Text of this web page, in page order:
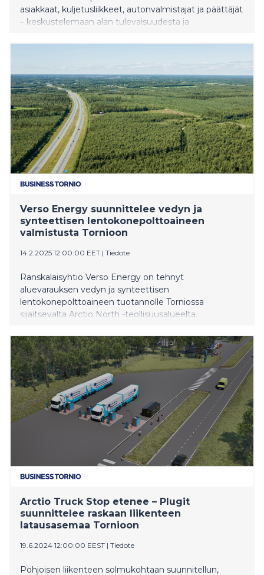
asiakkaat, kuljetusliikkeet, autonvalmistajat ja päättäjät
– keskustelemaan alan tulevaisuudesta ja
tilaisuuteen Torniossa 13.6.2025.
Verso Energy suunnittelee vedyn ja
synteettisen lentokonepolttoaineen
valmistusta Tornioon
14.2.2025 12:00:00 EET | Tiedote
Ranskalaisyhtiö Verso Energy on tehnyt
aluevarauksen vedyn ja synteettisen
lentokonepolttoaineen tuotannolle Torniossa
sijaitsevalta Arctio North -teollisuusalueelta.
Arctio Truck Stop etenee – Plugit
suunnittelee raskaan liikenteen
latausasemaa Tornioon
19.6.2024 12:00:00 EEST | Tiedote
Pohjoisen liikenteen solmukohtaan suunnitellun,